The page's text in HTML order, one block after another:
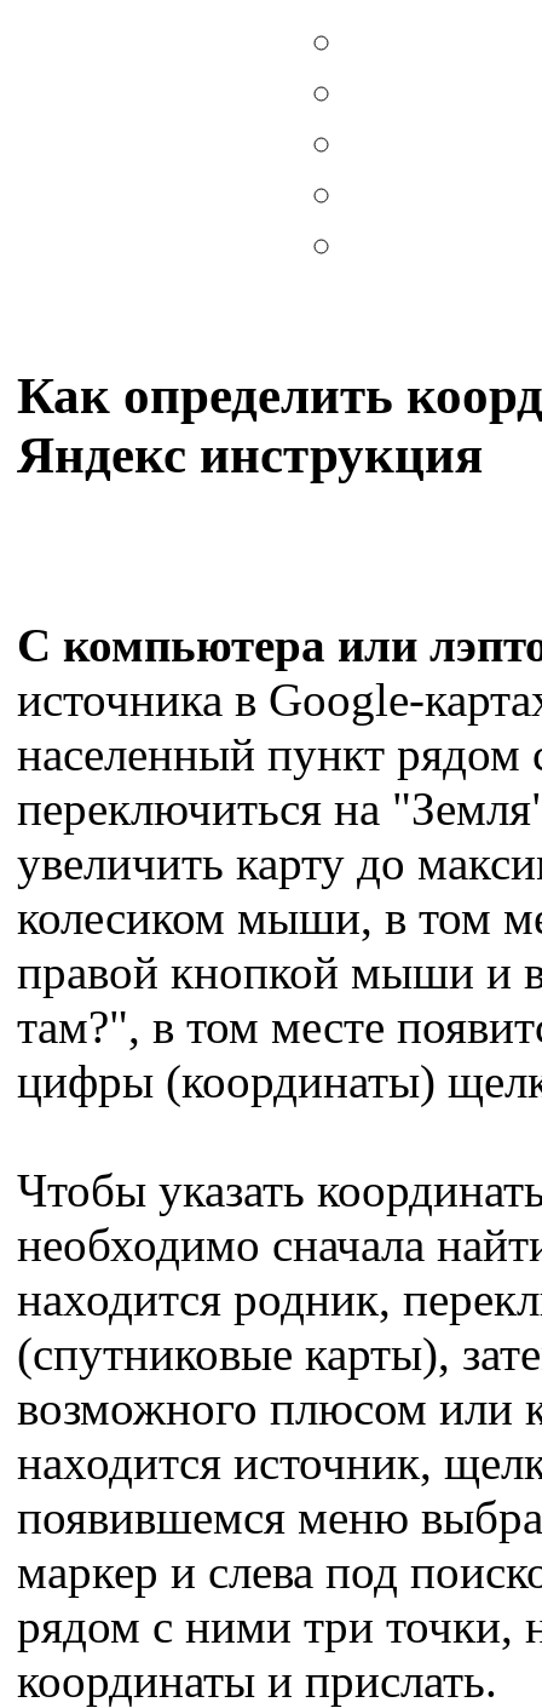
Как определить
Яндекс инструкция
С компьютера или
источника в Google-
населенный пункт рядом
переключиться на
увеличить карту до
колесиком мыши, в том
правой кнопкой мыши и
там?", в том месте
цифры (координаты)
Чтобы указать
необходимо сначала
находится родник,
(спутниковые карты),
возможного плюсом или
находится источник,
появившемся меню
маркер и слева под
рядом с ними три точки,
координаты и прислать.